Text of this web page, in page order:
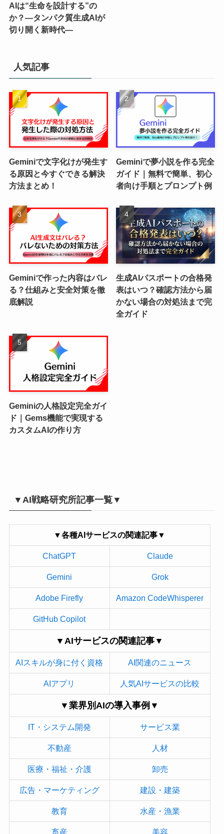
AIは“生命を設計する”の
か？―タンパク質生成AIが
切り開く新時代―
人気記事
Geminiで文字化けが発生す
る原因と今すぐできる解決
方法まとめ！
Geminiで夢小説を作る完全
ガイド｜無料で簡単、初心
者向け手順とプロンプト例
Geminiで作った内容はバレ
る？仕組みと安全対策を徹
底解説
生成AIパスポートの合格発
表はいつ？確認方法から届
かない場合の対処法まで完
全ガイド
Geminiの人格設定完全ガイ
ド｜Gems機能で実現する
カスタムAIの作り方
▼AI戦略研究所記事一覧▼
▼各種AIサービスの関連記事▼
ChatGPT Claude
Gemini Grok
Adobe Firefly Amazon CodeWhisperer
GitHub Copilot
▼AIサービスの関連記事▼
AIスキルが身に付く資格 AI関連のニュース
AIアプリ 人気AIサービスの比較
▼業界別AIの導入事例▼
IT・システム開発 サービス業
不動産 人材
医療・福祉・介護 卸売
広告・マーケティング 建設・建築
教育 水産・漁業
畜産 美容